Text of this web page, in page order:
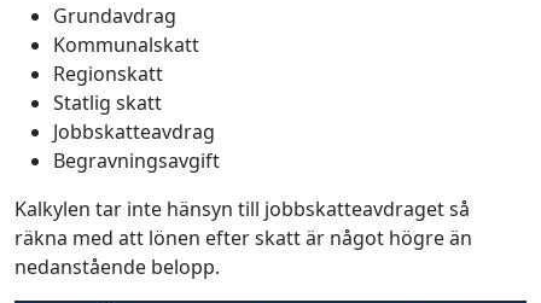
Grundavdrag
Kommunalskatt
Regionskatt
Statlig skatt
Jobbskatteavdrag
Begravningsavgift
Kalkylen tar inte hänsyn till jobbskatteavdraget så
räkna med att lönen efter skatt är något högre än
nedanstående belopp.